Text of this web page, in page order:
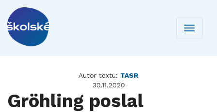
Toggle
Autor textu: TASR
30.11.2020
Gröhling poslal